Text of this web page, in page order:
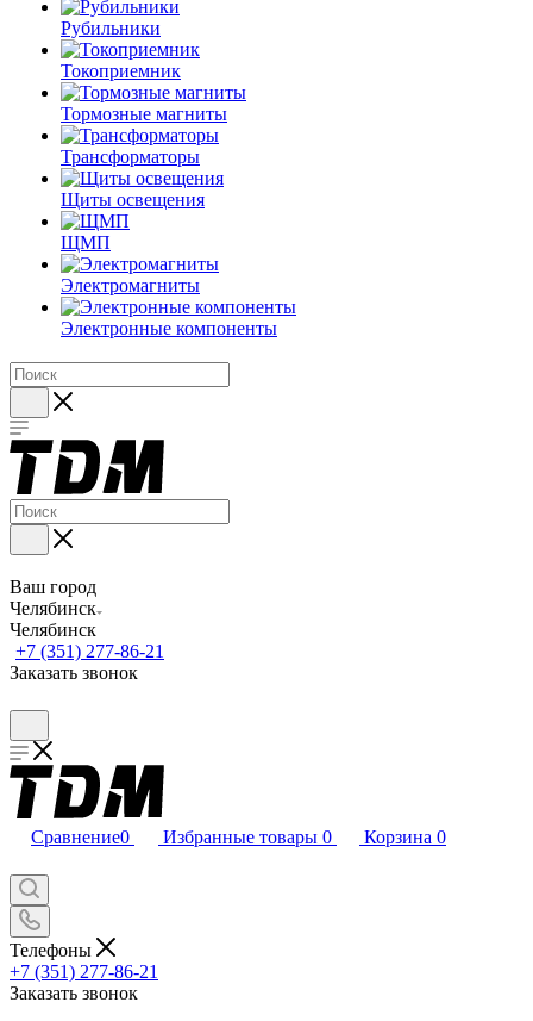
Рубильники
Токоприемник
Тормозные магниты
Трансформаторы
Щиты освещения
ЩМП
Электромагниты
Электронные компоненты
Ваш город
Челябинск
Челябинск
+7 (351) 277-86-21
Заказать звонок
Сравнение0 Избранные товары 0 Корзина 0
Телефоны
+7 (351) 277-86-21
Заказать звонок